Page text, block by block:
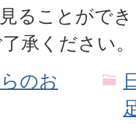
見ることがで
承ください。
のお